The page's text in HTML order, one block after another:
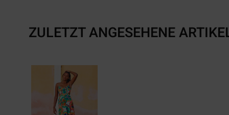
ZULETZT ANGESEHENE